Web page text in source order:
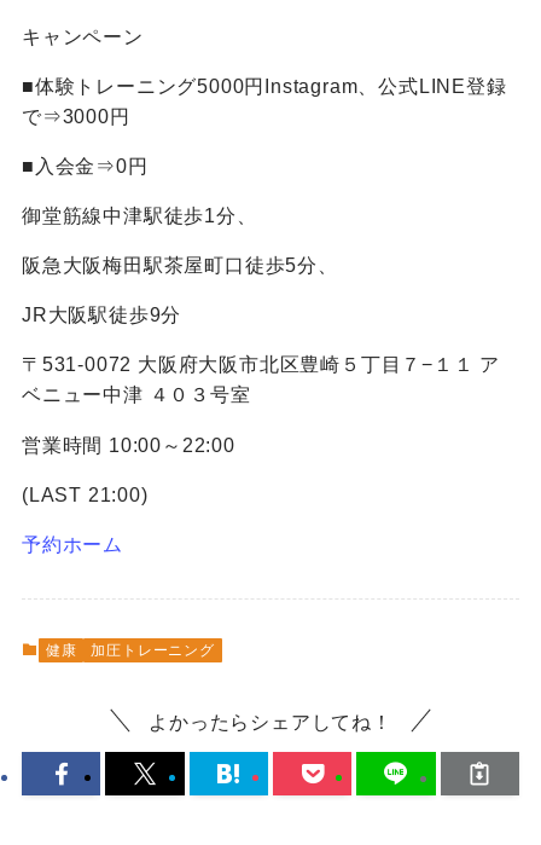
キャンペーン
■体験トレーニング5000円Instagram、公式LINE登録
で⇒3000円
■入会金⇒0円
御堂筋線中津駅徒歩1分、
阪急大阪梅田駅茶屋町口徒歩5分、
JR大阪駅徒歩9分
〒531-0072 大阪府大阪市北区豊崎５丁目７−１１ ア
ベニュー中津 ４０３号室
営業時間 10:00～22:00
(LAST 21:00)
予約ホーム
健康 加圧トレーニング
よかったらシェアしてね！